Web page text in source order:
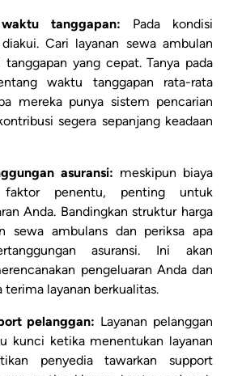
tanggapan: Pada kondisi
Cari layanan sewa ambulan
yang cepat. Tanya pada
waktu tanggapan rata-rata
mereka punya sistem pencarian
segera sepanjang keadaan
asuransi: meskipun biaya
penentu, penting untuk
Anda. Bandingkan struktur harga
sewa ambulans dan periksa apa
asuransi. Ini akan
pengeluaran Anda dan
layanan berkualitas.
pelanggan: Layanan pelanggan
kunci ketika menentukan layanan
penyedia tawarkan support